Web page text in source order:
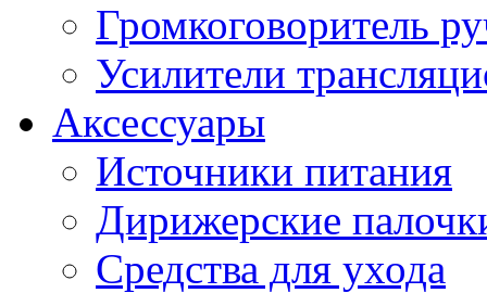
Громкоговоритель
Усилители
Аксессуары
Источники питания
Дирижерские
Средства для ухода